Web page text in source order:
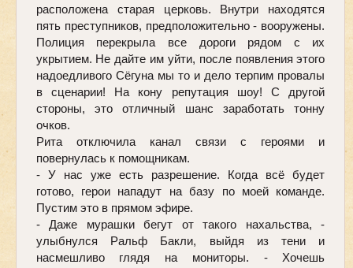
расположена старая церковь. Внутри находятся
пять преступников, предположительно - вооружены.
Полиция перекрыла все дороги рядом с их
укрытием. Не дайте им уйти, после появления этого
надоедливого Сёгуна мы то и дело терпим провалы
в сценарии! На кону репутация шоу! С другой
стороны, это отличный шанс заработать тонну
очков.
Рита отключила канал связи с героями и
повернулась к помощникам.
- У нас уже есть разрешение. Когда всё будет
готово, герои нападут на базу по моей команде.
Пустим это в прямом эфире.
- Даже мурашки бегут от такого нахальства, -
улыбнулся Ральф Бакли, выйдя из тени и
насмешливо глядя на мониторы. - Хочешь